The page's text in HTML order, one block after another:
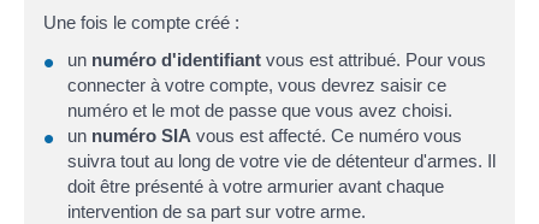
Une fois le compte créé :
un numéro d'identifiant vous est attribué. Pour vous
connecter à votre compte, vous devrez saisir ce
numéro et le mot de passe que vous avez choisi.
un numéro SIA vous est affecté. Ce numéro vous
suivra tout au long de votre vie de détenteur d'armes. Il
doit être présenté à votre armurier avant chaque
intervention de sa part sur votre arme.